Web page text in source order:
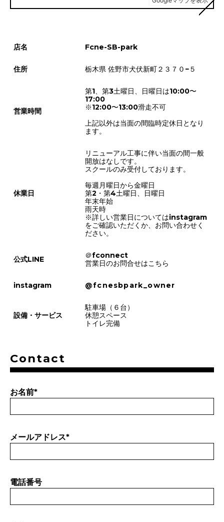
店名 Fcne-SB-park
住所 栃木県 佐野市犬伏新町２３７０−５
営業時間
第1、第3土曜日、日曜日は10:00〜
17:00
※12:00〜13:00滑走不可
上記以外は当面の間臨時定休日となり
ます。
休業日
リニューアル工事に伴い当面の間一般
開放はなしです。
スクールのみ受付しております。
毎週月曜日から金曜日
第2・第4土曜日、日曜日
年末年始
雨天時
※詳しい営業日についてはinstagram
をご確認いただくか、お問い合わせく
ださい。
公式LINE
＠fconnect
営業日のお問合せはこちら
instagram @fcnesbpark_owner
設備・サービス
駐車場（６台）
休憩スペース
トイレ完備
Contact
お名前*
メールアドレス*
電話番号